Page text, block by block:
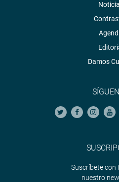
Damos
Suscríbete con
nuestro